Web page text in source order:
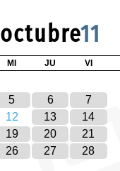
octubre11
MI JU VI
5 6 7
12 13 14
19 20 21
26 27 28